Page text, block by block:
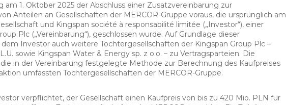
am 1. Oktober 2025 der Abschluss einer Zusatzvereinbarung zur
Anteilen an Gesellschaften der MERCOR-Gruppe voraus, die ursprünglich am
und Kingspan société à responsabilité limitée („Investor“), einer
Plc („Vereinbarung“), geschlossen wurde. Auf Grundlage dieser
Investor auch weitere Tochtergesellschaften der Kingspan Group Plc –
sowie Kingspan Water & Energy sp. z o.o. – zu Vertragsparteien. Die
in der Vereinbarung festgelegte Methode zur Berechnung des Kaufpreises
umfassten Tochtergesellschaften der MERCOR-Gruppe.
verpflichtet, der Gesellschaft einen Kaufpreis von bis zu 420 Mio. PLN für